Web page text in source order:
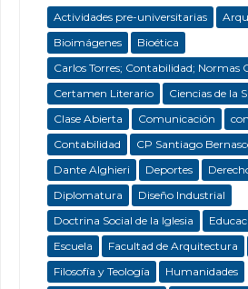
Actividades pre-universitarias
Bioimágenes
Bioética
Carlos Torres; Contabilidad; Normas
Certamen Literario
Ciencias de la
Clase Abierta
Comunicación
Contabilidad
CP Santiago
Dante Alghieri
Deportes
Diplomatura
Diseño Industrial
Doctrina Social de la Iglesia
Escuela
Facultad de Arquitectura
Filosofía y Teología
Humanidades